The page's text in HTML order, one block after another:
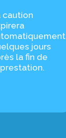
caution
jours
la fin de